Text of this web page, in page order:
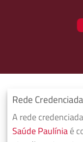
Rede
A rede
Saúde Paulíniaé